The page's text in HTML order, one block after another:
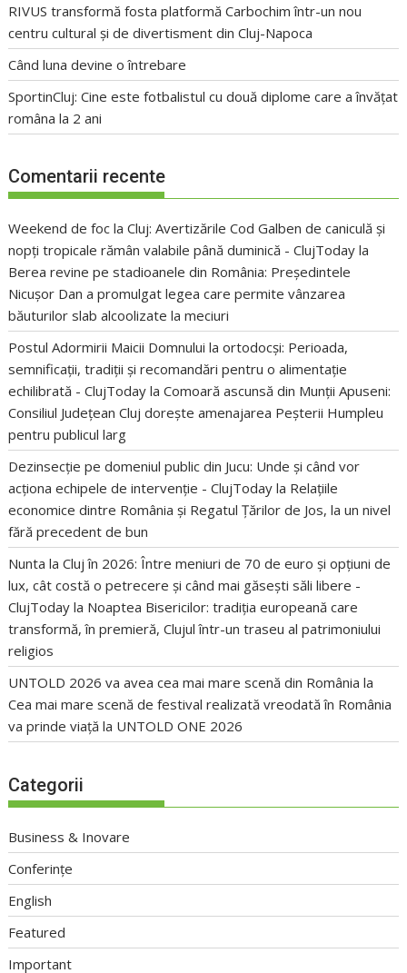
RIVUS transformă fosta platformă Carbochim într-un nou
centru cultural și de divertisment din Cluj-Napoca
Când luna devine o întrebare
SportinCluj: Cine este fotbalistul cu două diplome care a învățat
româna la 2 ani
Comentarii recente
Weekend de foc la Cluj: Avertizările Cod Galben de caniculă și
nopți tropicale rămân valabile până duminică - ClujToday la
Berea revine pe stadioanele din România: Președintele
Nicușor Dan a promulgat legea care permite vânzarea
băuturilor slab alcoolizate la meciuri
Postul Adormirii Maicii Domnului la ortodocși: Perioada,
semnificații, tradiții și recomandări pentru o alimentație
echilibrată - ClujToday laComoară ascunsă din Munții Apuseni:
Consiliul Județean Cluj dorește amenajarea Peșterii Humpleu
pentru publicul larg
Dezinsecție pe domeniul public din Jucu: Unde și când vor
acționa echipele de intervenție - ClujToday la Relațiile
economice dintre România și Regatul Țărilor de Jos, la un nivel
fără precedent de bun
Nunta la Cluj în 2026: Între meniuri de 70 de euro și opțiuni de
lux, cât costă o petrecere și când mai găsești săli libere -
ClujToday la Noaptea Bisericilor: tradiția europeană care
transformă, în premieră, Clujul într-un traseu al patrimoniului
religios
UNTOLD 2026 va avea cea mai mare scenă din România la
Cea mai mare scenă de festival realizată vreodată în România
va prinde viață la UNTOLD ONE 2026
Categorii
Business & Inovare
Conferințe
English
Featured
Important